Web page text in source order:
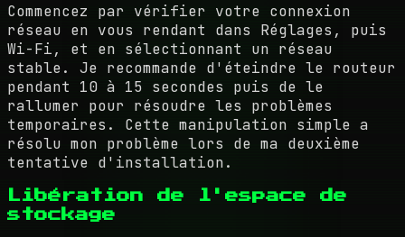
Commencez par vérifier votre connexion
réseau en vous rendant dans Réglages, puis
Wi-Fi, et en sélectionnant un réseau
stable. Je recommande d'éteindre le routeur
pendant 10 à 15 secondes puis de le
rallumer pour résoudre les problèmes
temporaires. Cette manipulation simple a
résolu mon problème lors de ma deuxième
tentative d'installation.
Libération de l'espace de
stockage